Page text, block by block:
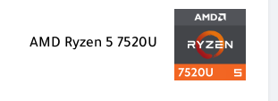
AMD Ryzen 5 7520U